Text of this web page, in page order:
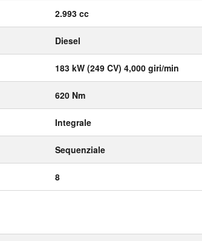
2.993 cc
Diesel
183 kW (249 CV) 4,000 giri/min
620 Nm
Integrale
Sequenziale
8